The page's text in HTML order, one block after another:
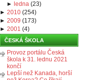
► ledna (23)
► 2010 (254)
► 2009 (173)
► 2001 (4)
ČESKÁ ŠKOLA
Provoz portálu Česká
škola k 31. lednu 2021
končí
Lepší než Kanada, horší